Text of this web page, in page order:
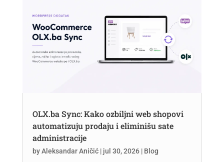
OLX.ba Sync: Kako ozbiljni web shopovi
automatizuju prodaju i eliminišu sate
administracije
byAleksandar Aničić| jul 30, 2026| Blog